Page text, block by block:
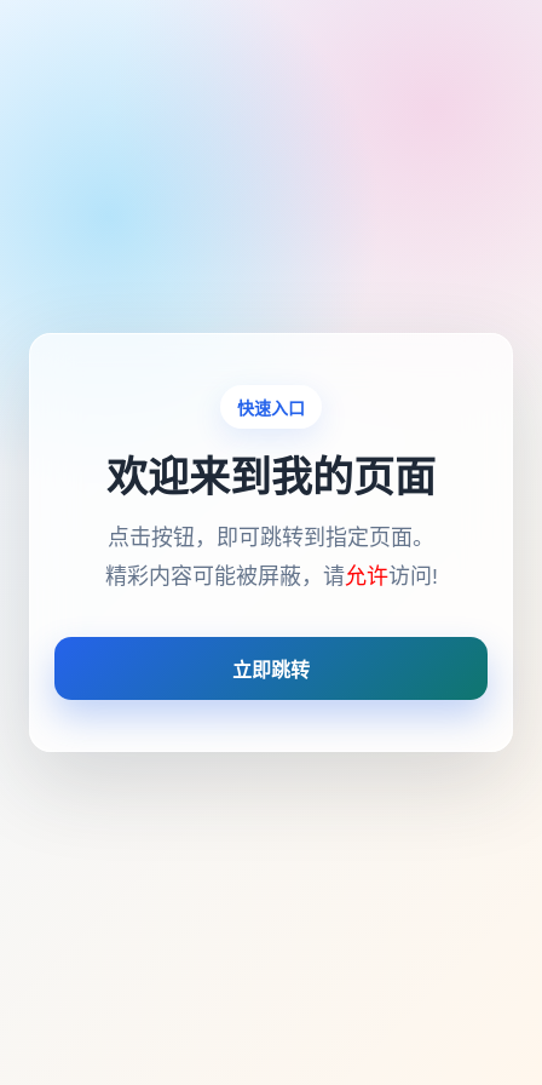
快速入口
欢迎来到我的页面
点击按钮，即可跳转到指定页面。
精彩内容可能被屏蔽，请允许访问!
立即跳转